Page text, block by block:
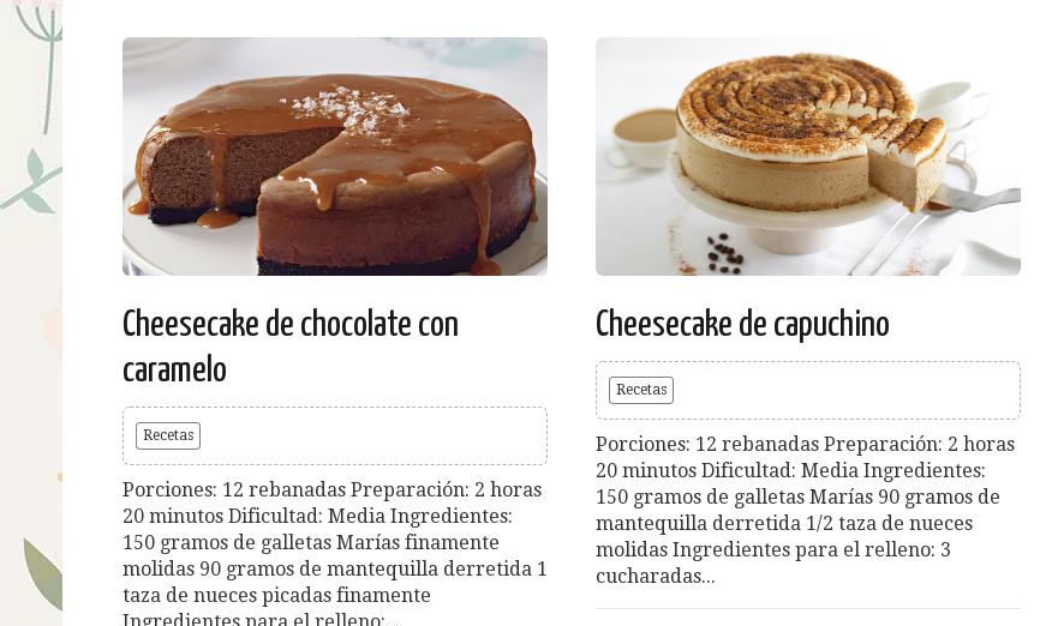
Cheesecake de chocolate con
caramelo
Recetas
Porciones: 12 rebanadas Preparación: 2 horas
20 minutos Dificultad: Media Ingredientes:
150 gramos de galletas Marías finamente
molidas 90 gramos de mantequilla derretida 1
taza de nueces picadas finamente
Cheesecake de capuchino
Recetas
Porciones: 12 rebanadas Preparación: 2 horas
20 minutos Dificultad: Media Ingredientes:
150 gramos de galletas Marías 90 gramos de
mantequilla derretida 1/2 taza de nueces
molidas Ingredientes para el relleno: 3
cucharadas...